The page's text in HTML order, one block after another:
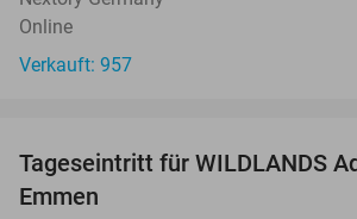
Online
Verkauft: 957
Tageseintritt für WILDLANDS
Emmen